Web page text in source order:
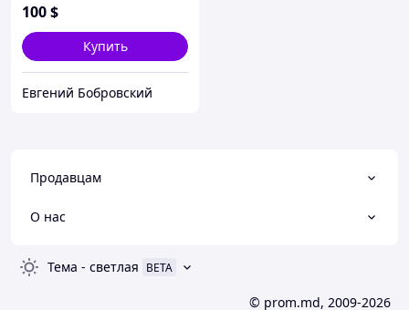
100$
Купить
Евгений Бобровский
Продавцам
О нас
Тема - светлая BETA
© prom.md, 2009-2026